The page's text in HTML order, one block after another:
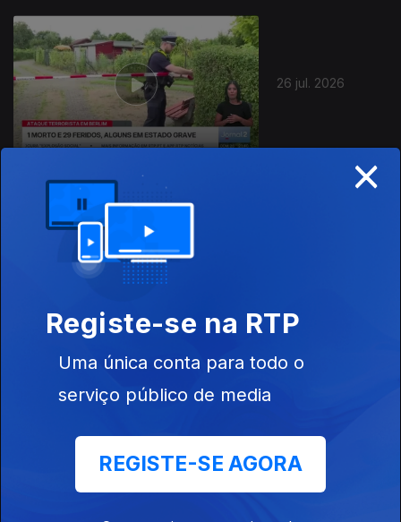
26 jul. 2026
×
Registe-se na RTP
Uma única conta para todo o
serviço público de media
REGISTE-SE AGORA